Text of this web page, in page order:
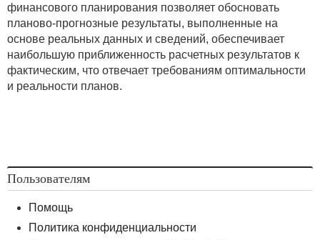
финансового планирования позволяет обосновать
планово-прогнозные результаты, выполненные на
основе реальных данных и сведений, обеспечивает
наибольшую приближенность расчетных результатов к
фактическим, что отвечает требованиям оптимальности
и реальности планов.
Пользователям
Помощь
Политика конфиденциальности